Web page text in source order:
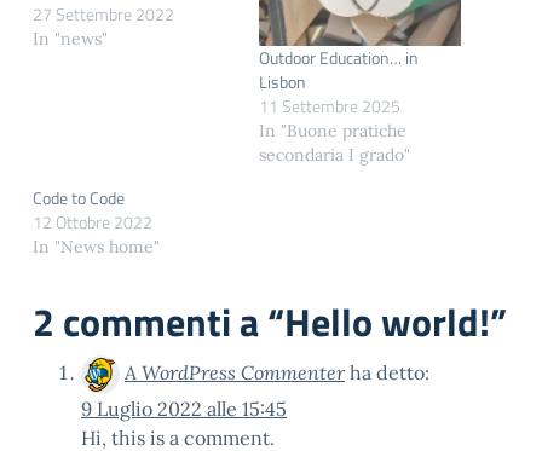
27 Settembre 2022
In "news"
Outdoor Education… in
Lisbon
11 Settembre 2025
In "Buone pratiche
secondaria I grado"
Code to Code
12 Ottobre 2022
In "News home"
2 commenti a “Hello world!”
A WordPress Commenter ha detto:
9 Luglio 2022 alle 15:45
Hi, this is a comment.